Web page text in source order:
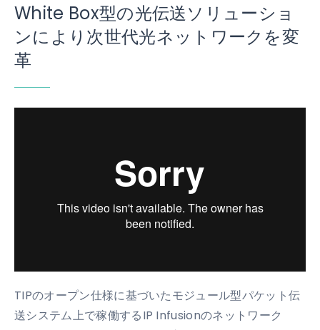
White Box型の光伝送ソリューショ
ンにより 次世代光ネットワークを変
革
TIPのオープン仕様に基づいたモジュール型パケット伝
送システム上で稼働するIP Infusionのネットワーク